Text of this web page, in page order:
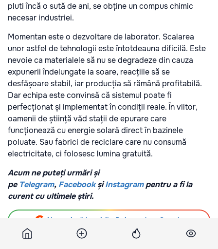
pluti încă o sută de ani, se obține un compus chimic
necesar industriei.
Momentan este o dezvoltare de laborator. Scalarea
unor astfel de tehnologii este întotdeauna dificilă. Este
nevoie ca materialele să nu se degradeze din cauza
expunerii îndelungate la soare, reacțiile să se
desfășoare stabil, iar producția să rămână profitabilă.
Dar echipa este convinsă că sistemul poate fi
perfecționat și implementat în condiții reale. În viitor,
oamenii de știință văd stații de epurare care
funcționează cu energie solară direct în bazinele
poluate. Sau fabrici de reciclare care nu consumă
electricitate, ci folosesc lumina gratuită.
Acum ne puteți urmări și
pe Telegram, Facebook șiInstagrampentru a fi la
curent cu ultimele știri.
Abonați-vă la știrile Point.md pe Google